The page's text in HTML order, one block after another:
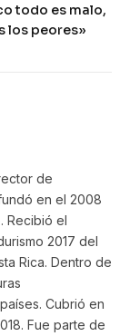
todo es malo,
los peores»
de
en el 2008
Recibió el
2017 del
Rica. Dentro de
Cubrió en
Fue parte de